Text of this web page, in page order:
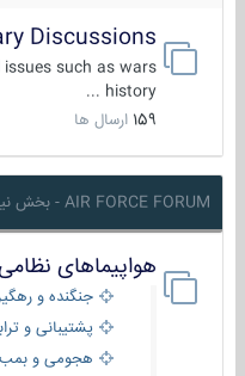
Discussions
issues such as wars
history ...
159 ارسال ها
AIR FORCE FORUM - بخش نیروی هوایی
هواپیماهای نظامی
جنگنده و رهگیر
پشتیبانی و
هجومی و بمب